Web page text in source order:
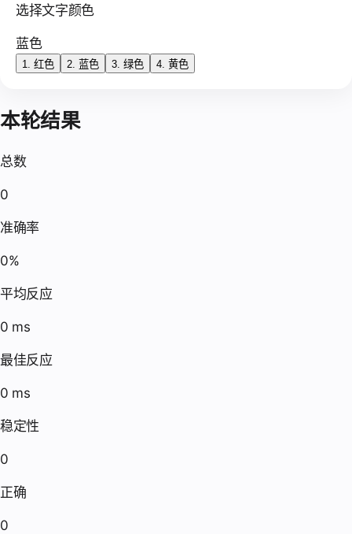
选择文字颜色
蓝色
1. 红色 2. 蓝色 3. 绿色 4. 黄色
本轮结果
总数
0
准确率
0%
平均反应
0 ms
最佳反应
0 ms
稳定性
0
正确
0